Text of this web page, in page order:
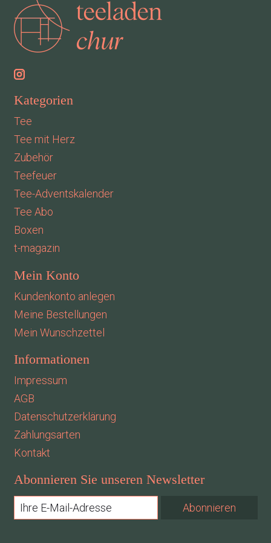
Kategorien
Tee
Tee mit Herz
Zubehör
Teefeuer
Tee-Adventskalender
Tee Abo
Boxen
t-magazin
Mein Konto
Kundenkonto anlegen
Meine Bestellungen
Mein Wunschzettel
Informationen
Impressum
AGB
Datenschutzerklärung
Zahlungsarten
Kontakt
Abonnieren Sie unseren Newsletter
Abonnieren